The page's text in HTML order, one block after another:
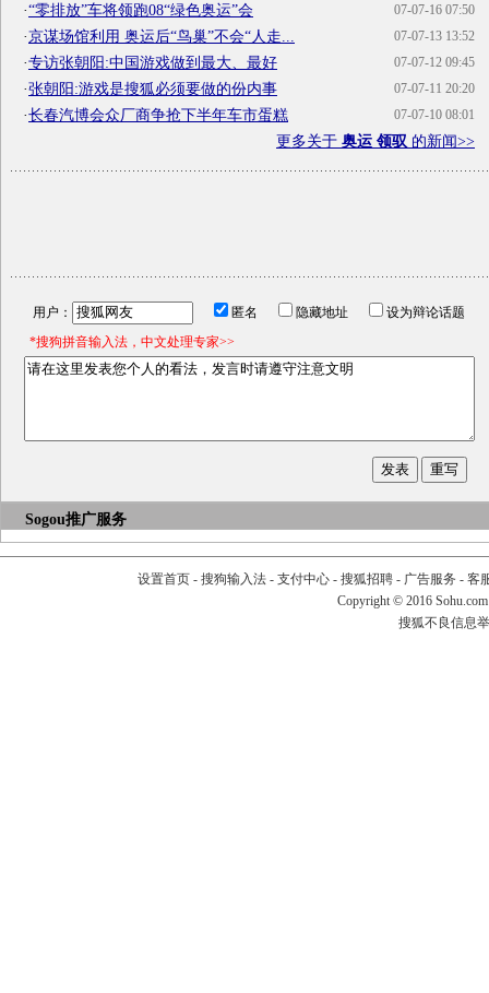
07-07-16 07:50
·“零排放”车将领跑08“绿色奥运”会
07-07-13 13:52
·京谋场馆利用 奥运后“鸟巢”不会“人走...
07-07-12 09:45
·专访张朝阳:中国游戏做到最大、最好
07-07-11 20:20
·张朝阳:游戏是搜狐必须要做的份内事
07-07-10 08:01
·长春汽博会众厂商争抢下半年车市蛋糕
更多关于 奥运 领驭 的新闻>>
用户： 匿名 隐藏地址
设为辩论话题
*搜狗拼音输入法，中文处理专家>>
Sogou推广服务
设置首页- 搜狗输入法- 支付中心- 搜狐招聘- 广告服务 - 客
Copyright © 2016
搜狐不良信息